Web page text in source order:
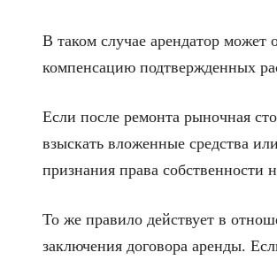
В таком случае арендатор может
компенсацию подтвержденных
Если после ремонта рыночная
взыскать вложенные средства
признания права собственности
То же правило действует в
заключения договора аренды.